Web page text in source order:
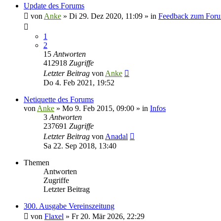
Update des Forums
von Anke » Di 29. Dez 2020, 11:09 » in Feedback zum
1
2
15 Antworten
412918 Zugriffe
Letzter Beitrag von Anke
Do 4. Feb 2021, 19:52
Netiquette des Forums
von Anke » Mo 9. Feb 2015, 09:00 » in Infos
3 Antworten
237691 Zugriffe
Letzter Beitrag von Anadal
Sa 22. Sep 2018, 13:40
Themen
Antworten
Zugriffe
Letzter Beitrag
300. Ausgabe Vereinszeitung
von Flaxel » Fr 20. Mär 2026, 22:29